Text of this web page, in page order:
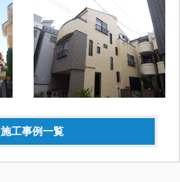
施工事例一覧